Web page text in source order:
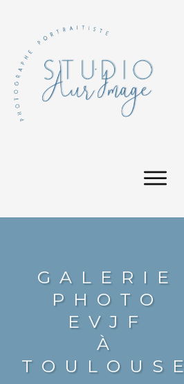
GALERIE
PHOTO
EVJF
À
TOULOUSE